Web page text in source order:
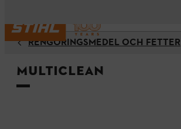
RENGÖRINGSMEDEL OCH FETTER
Multiclean